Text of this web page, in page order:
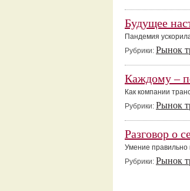
Будущее
Пандемия
Рубрики: Рынок
Каждому –
Как компании
Рубрики: Рынок
Разговор о
Умение правильно
Рубрики: Рынок